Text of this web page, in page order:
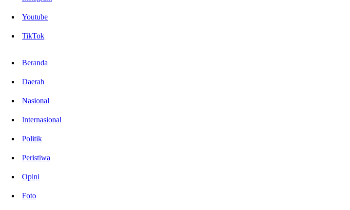
Youtube
TikTok
Beranda
Daerah
Nasional
Internasional
Politik
Peristiwa
Opini
Foto